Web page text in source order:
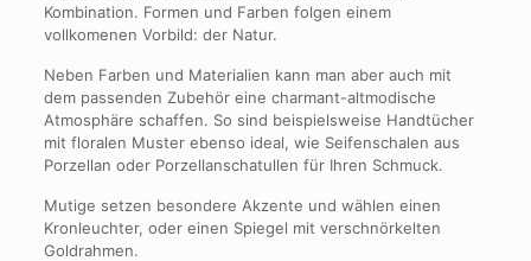
Kombination. Formen und Farben folgen einem
vollkomenen Vorbild: der Natur.
Neben Farben und Materialien kann man aber auch mit
dem passenden Zubehör eine charmant-altmodische
Atmosphäre schaffen. So sind beispielsweise Handtücher
mit floralen Muster ebenso ideal, wie Seifenschalen aus
Porzellan oder Porzellanschatullen für Ihren Schmuck.
Mutige setzen besondere Akzente und wählen einen
Kronleuchter, oder einen Spiegel mit verschnörkelten
Goldrahmen.